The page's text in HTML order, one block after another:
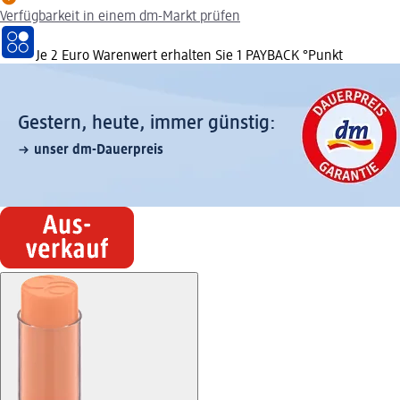
Verfügbarkeit in einem dm-Markt prüfen
Je 2 Euro Warenwert erhalten Sie 1 PAYBACK °Punkt
Gestern, heute, immer günstig:
unser dm-Dauerpreis